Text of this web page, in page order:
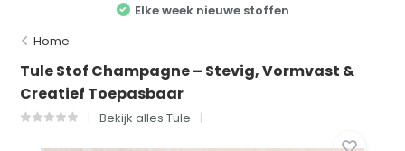
Elke week nieuwe stoffen
Home
Tule Stof Champagne – Stevig, Vormvast &
Creatief Toepasbaar
Bekijk alles Tule